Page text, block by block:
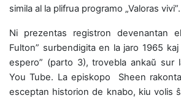
simila al la plifrua programo „Valoras vivi”.
Ni prezentas registron devenantan
Fulton” surbendigita en la jaro 1965
espero” (parto 3), trovebla ankaŭ sur
You Tube. La episkopo Sheen
esceptan historion de knabo, kiu volis